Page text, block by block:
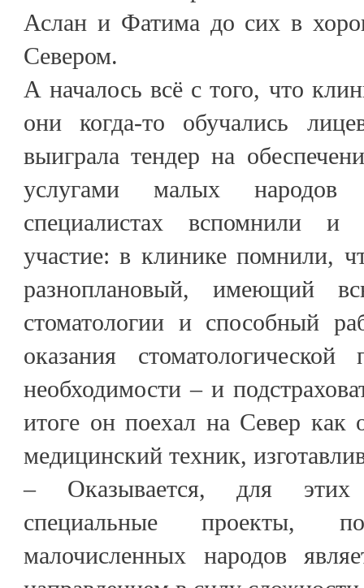
Аслан и Фатима до сих в
Севером.
А началось всё с того, что
они когда-то обучались
выиграла тендер на
услугами малых
специалистах вспомнили и
участие: в клинике помнили,
разноплановый, имеющий
стоматологии и способный
оказания
необходимости – и
итоге он поехал на Север как
медицинский техник,
– Оказывается, для этих
специальные проекты,
малочисленных народов